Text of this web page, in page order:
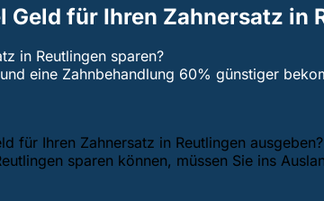
Geld für Ihren Zahnersatz in
in Reutlingen sparen?
eine Zahnbehandlung 60% günstiger
für Ihren Zahnersatz in Reutlingen ausgeben?
sparen können, müssen Sie ins